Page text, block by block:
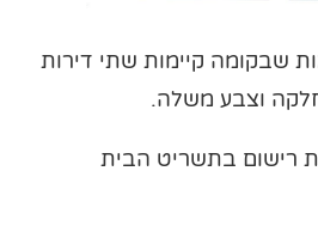
שבקומה קיימות שתי דירות
וצבע משלה.
רישום בתשריט הבית